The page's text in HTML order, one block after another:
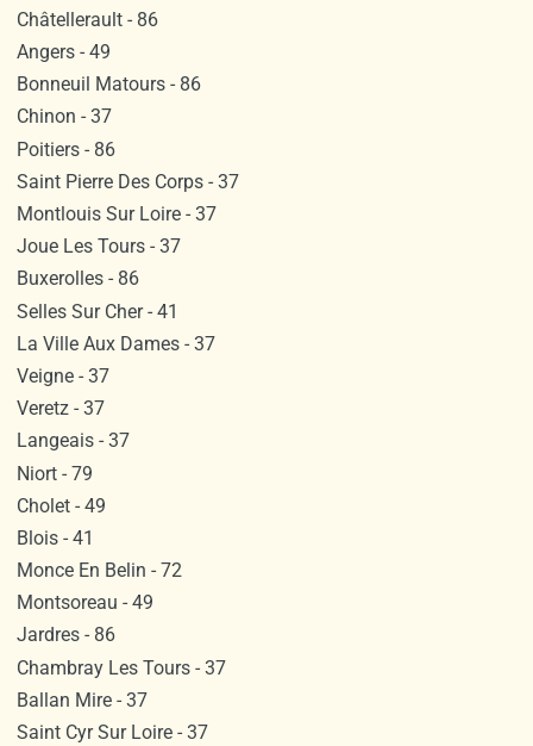
Châtellerault - 86
Angers - 49
Bonneuil Matours - 86
Chinon - 37
Poitiers - 86
Saint Pierre Des Corps - 37
Montlouis Sur Loire - 37
Joue Les Tours - 37
Buxerolles - 86
Selles Sur Cher - 41
La Ville Aux Dames - 37
Veigne - 37
Veretz - 37
Langeais - 37
Niort - 79
Cholet - 49
Blois - 41
Monce En Belin - 72
Montsoreau - 49
Jardres - 86
Chambray Les Tours - 37
Ballan Mire - 37
Saint Cyr Sur Loire - 37